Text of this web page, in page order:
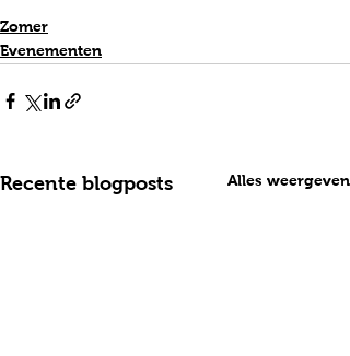
Zomer
Evenementen
Recente blogposts Alles weergeven